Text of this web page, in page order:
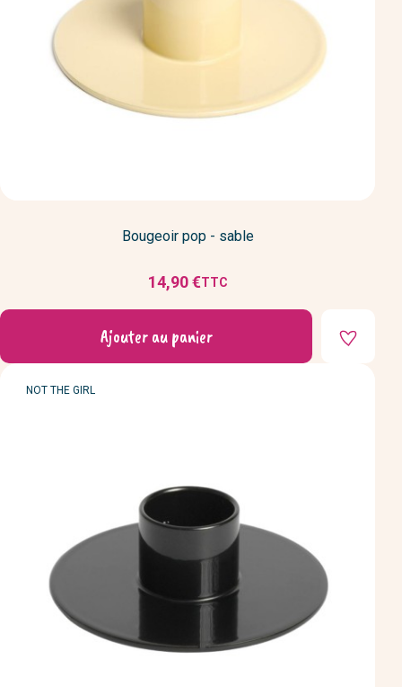
Bougeoir pop - sable
Prix
14,90 €TTC
Ajouter au panier
MARQUE
NOT THE GIRL